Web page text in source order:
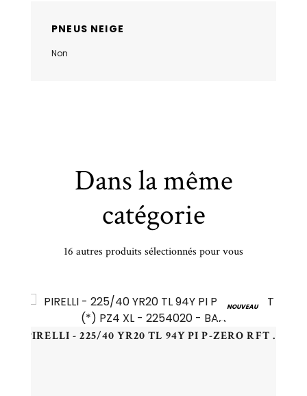
PNEUS NEIGE
Non
Dans la même
catégorie
16 autres produits sélectionnés pour vous
NOUVEAU
PIRELLI - 225/40 YR20 TL 94Y PI P-ZERO RFT (*) PZ4 XL - 2254020 - BAA